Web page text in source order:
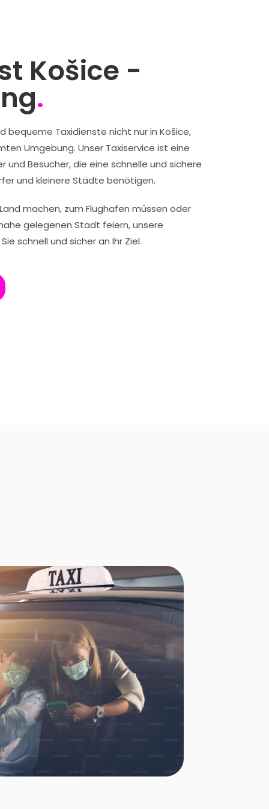
Košice -
.
bequeme Taxidienste nicht nur in Košice,
Umgebung. Unser Taxiservice ist eine
und Besucher, die eine schnelle und sichere
und kleinere Städte benötigen.
machen, zum Flughafen müssen oder
gelegenen Stadt feiern, unsere
schnell und sicher an Ihr Ziel.